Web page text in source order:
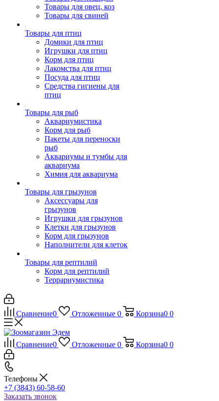
Товары для овец, коз
Товары для свиней
Товары для птиц
Домики для птиц
Игрушки для птиц
Корм для птиц
Лакомства для птиц
Посуда для птиц
Средства гигиены для
птиц
Товары для рыб
Аквариумистика
Корм для рыб
Пакеты для переноски
рыб
Аквариумы и тумбы для
аквариума
Химия для аквариума
Товары для грызунов
Аксессуары для
грызунов
Игрушки для грызунов
Клетки для грызунов
Корм для грызунов
Наполнители для клеток
Товары для рептилий
Корм для рептилий
Террариумистика
Сравнение0 Отложенные 0 Корзина0 0
Сравнение0 Отложенные 0 Корзина0 0
Телефоны
+7 (3843) 60-58-60
Заказать звонок